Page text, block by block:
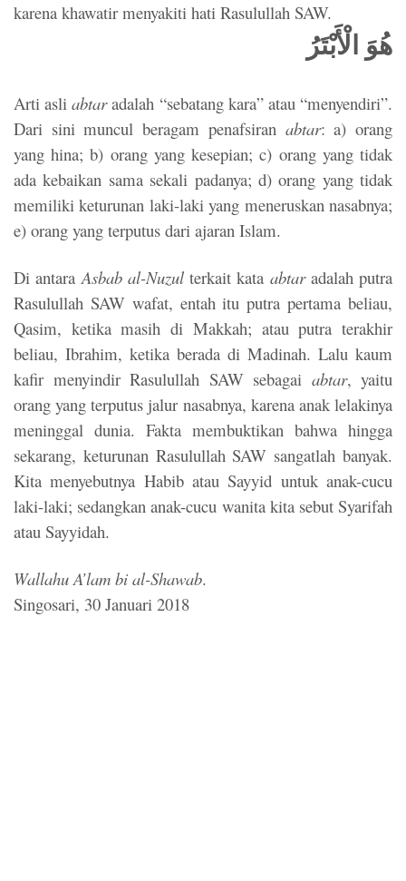
karena khawatir menyakiti hati Rasulullah SAW.
هُوَ الْأَبْتَرُ
Arti asliabtaradalah “sebatang kara” atau “menyendiri”.
Dari sini muncul beragam penafsiran abtar: a) orang
yang hina; b) orang yang kesepian; c) orang yang tidak
ada kebaikan sama sekali padanya; d) orang yang tidak
memiliki keturunan laki-laki yang meneruskan nasabnya;
e) orang yang terputus dari ajaran Islam.
Di antaraAsbab al-Nuzulterkait kata abtaradalah putra
Rasulullah SAW wafat, entah itu putra pertama beliau,
Qasim, ketika masih di Makkah; atau putra terakhir
beliau, Ibrahim, ketika berada di Madinah. Lalu kaum
kafir menyindir Rasulullah SAW sebagai abtar, yaitu
orang yang terputus jalur nasabnya, karena anak lelakinya
meninggal dunia. Fakta membuktikan bahwa hingga
sekarang, keturunan Rasulullah SAW sangatlah banyak.
Kita menyebutnya Habib atau Sayyid untuk anak-cucu
laki-laki; sedangkan anak-cucu wanita kita sebut Syarifah
atau Sayyidah.
Wallahu A’lam bi al-Shawab.
Singosari, 30 Januari 2018